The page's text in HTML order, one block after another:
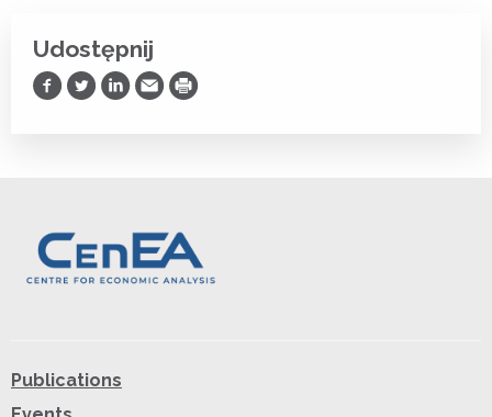
Udostępnij
Udostępnij na Facebooku
Udostępnij na Twitterze
Udostępnij na LinkedIn
Prześlij Emailem
Drukuj
Publications